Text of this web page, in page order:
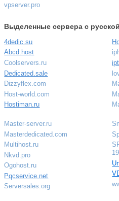
vpserver.pro
Выделенные сервера с
4dedic.su
Abcd.host
Coolservers.ru
Dedicated.sale
Dizzyflex.com
Host-world.com
Hostiman.ru
Master-server.ru
Masterdedicated.com
Multihost.ru
Nkvd.pro
Ogohost.ru
Pqcservice.net
Serversales.org